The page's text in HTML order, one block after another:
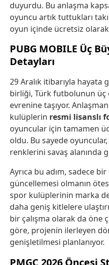
duyurdu. Bu anlaşma
oyuncu artık tuttukları
oyun içinde ücretsiz
PUBG MOBILE Üç
Detayları
29 Aralık itibarıyla hayata
birliği, Türk futbolunun üç
evrenine taşıyor.
kulüplerin resmi lisanslı
oyuncular için tamamen
oldu. Bu sayede
renklerini savaş alanında
Ayrıca bu adım, sadece
güncellemesi olmanın
spor kulüplerinin marka
daha geniş kitlelere
bir çalışma olarak da öne
göre, projenin ilerleyen
genişletilmesi planlanıyor.
PMGC 2026 Öncesi